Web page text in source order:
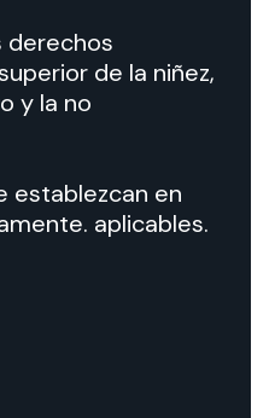
derechos
de la niñez,
y la no
establezcan en
aplicables.